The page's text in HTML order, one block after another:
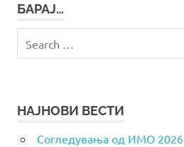
БАРАЈ…
for:
НАЈНОВИ ВЕСТИ
Согледувања од ИМО 2026